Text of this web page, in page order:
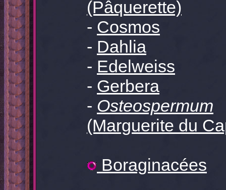
(Pâquerette)
- Cosmos
- Dahlia
- Edelweiss
- Gerbera
- Osteospermum
(Marguerite du
Boraginacées